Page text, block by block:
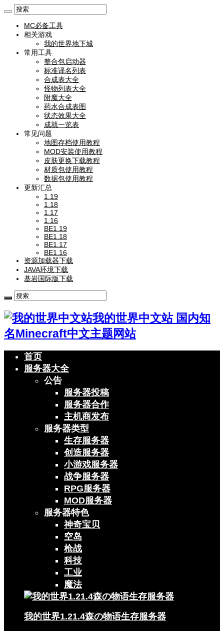
MC必备工具
相关游戏
我的世界地下城
常用工具
整合包启动器
标准译名列表
合成表大全
怪物列表大全
附魔大全
药水合成表图
状态效果大全
成就一览表
常见问题
地图存档使用教程
MOD安装使用教程
皮肤更换下载教程
材质包使用教程
数据包使用教程
更新汇总
1.19
1.18
1.17
1.16
BE1.19
BE1.18
BE1.17
BE1.16
资源加载器下载
JAVA环境下载
基岩国际版下载
我的世界中文站 国内知
名Minecraft中文主题网站
首页
服务器大全
公告
服务器投稿
服务器合作
主机商发布
服务器类型
生存服务器
创造服务器
小游戏服务器
战争服务器
RPG服务器
MOD服务器
服务器特色
神奇宝贝
空岛
枪战
科技
工业
魔法
我的世界1.21.4森の物语生存服务器